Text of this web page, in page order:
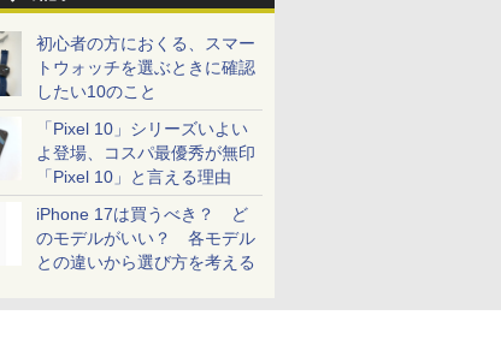
初心者の方におくる、スマー
トウォッチを選ぶときに確認
したい10のこと
「Pixel 10」シリーズいよい
よ登場、コスパ最優秀が無印
「Pixel 10」と言える理由
iPhone 17は買うべき？ ど
のモデルがいい？ 各モデル
との違いから選び方を考える